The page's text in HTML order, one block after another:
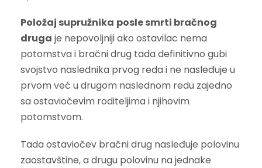
Položaj supružnika posle smrti bračnog
druga je nepovoljniji ako ostavilac nema
potomstva i bračni drug tada definitivno gubi
svojstvo naslednika prvog reda i ne nasleđuje u
prvom već u drugom naslednom redu zajedno
sa ostaviočevim roditeljima i njihovim
potomstvom.
Tada ostaviočev bračni drug nasleđuje polovinu
zaostavštine, a drugu polovinu na jednake